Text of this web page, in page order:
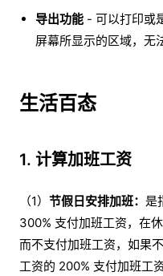
导出功能 - 可以打印或
屏幕所显示的区域，无
生活百态
1. 计算加班工资
（1） 节假日安排加班： 是
300% 支付加班工资，在
而不支付加班工资，如果
工资的 200% 支付加班工资